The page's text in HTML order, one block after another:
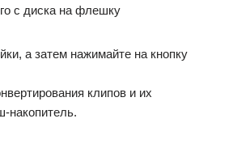
а затем нажимайте на кнопку
клипов и их
накопитель.